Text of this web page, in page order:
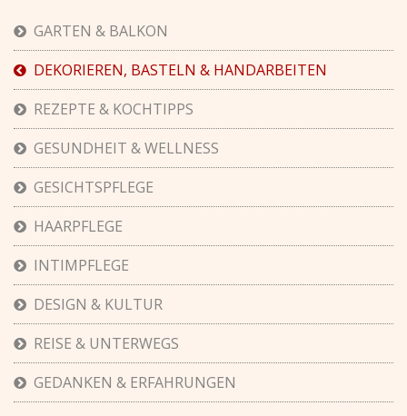
GARTEN & BALKON
DEKORIEREN, BASTELN & HANDARBEITEN
REZEPTE & KOCHTIPPS
GESUNDHEIT & WELLNESS
GESICHTSPFLEGE
HAARPFLEGE
INTIMPFLEGE
DESIGN & KULTUR
REISE & UNTERWEGS
GEDANKEN & ERFAHRUNGEN